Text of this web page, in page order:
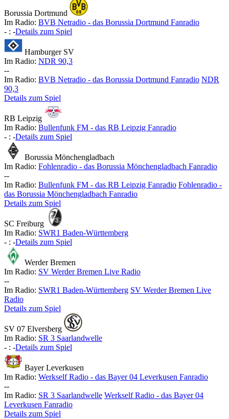
Borussia Dortmund
Im Radio: BVB Netradio - das Borussia Dortmund Fanradio
- : -Details zum Spiel
Hamburger SV
Im Radio: NDR 90,3
--
Im Radio: BVB Netradio - das Borussia Dortmund Fanradio NDR
90,3
Details zum Spiel
RB Leipzig
Im Radio: Bullenfunk FM - das RB Leipzig Fanradio
- : -Details zum Spiel
Borussia Mönchengladbach
Im Radio: Fohlenradio - das Borussia Mönchengladbach Fanradio
--
Im Radio: Bullenfunk FM - das RB Leipzig Fanradio Fohlenradio -
das Borussia Mönchengladbach Fanradio
Details zum Spiel
SC Freiburg
Im Radio: SWR1 Baden-Württemberg
- : -Details zum Spiel
Werder Bremen
Im Radio: SV Werder Bremen Live Radio
--
Im Radio: SWR1 Baden-Württemberg SV Werder Bremen Live
Radio
Details zum Spiel
SV 07 Elversberg
Im Radio: SR 3 Saarlandwelle
- : -Details zum Spiel
Bayer Leverkusen
Im Radio: Werkself Radio - das Bayer 04 Leverkusen Fanradio
--
Im Radio: SR 3 Saarlandwelle Werkself Radio - das Bayer 04
Leverkusen Fanradio
Details zum Spiel